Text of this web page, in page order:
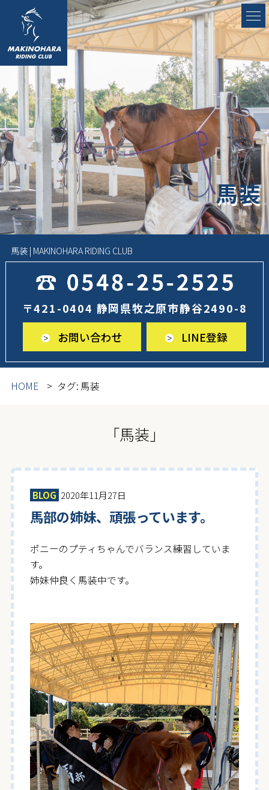
馬装
馬装 | MAKINOHARA RIDING CLUB
〒421-0404 静岡県牧之原市静谷2490-8
お問い合わせ
LINE登録
HOME タグ: 馬装
「馬装」
BLOG 2020年11月27日
馬部の姉妹、頑張っています。
ポニーのプティちゃんでバランス練習していま
す。
姉妹仲良く馬装中です。